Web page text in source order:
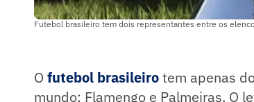
Futebol brasileiro tem dois representantes entre os
O futebol brasileirotem apenas
mundo: Flamengo e Palmeiras. O